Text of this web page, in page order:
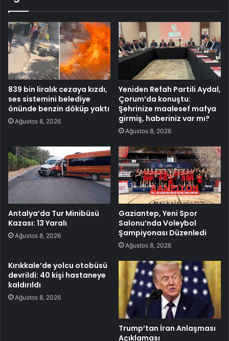
839 bin liralık cezaya kızdı,
ses sistemini belediye
önünde benzin döküp yaktı
Ağustos 8, 2026
Yeniden Refah Partili Aydal,
Çorum’da konuştu:
Şehrinize maalesef mafya
girmiş, haberiniz var mı?
Ağustos 8, 2026
Antalya’da Tur Minibüsü
Kazası: 13 Yaralı
Ağustos 8, 2026
Gaziantep, Yeni Spor
Salonu’nda Voleybol
Şampiyonası Düzenledi
Ağustos 8, 2026
Kırıkkale’de yolcu otobüsü
devrildi: 40 kişi hastaneye
kaldırıldı
Ağustos 8, 2026
Trump’tan İran Anlaşması
Açıklaması